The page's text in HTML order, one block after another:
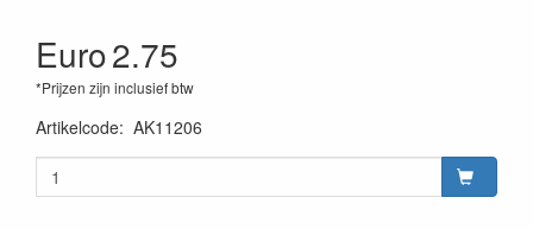
Euro2.75
*Prijzen zijn inclusief btw
Artikelcode: AK11206